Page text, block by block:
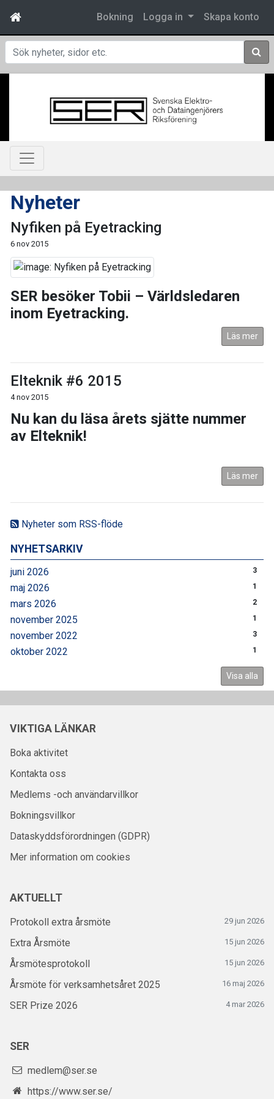
Bokning Logga in Skapa konto
Sök
Nyheter som RSS-flöde
NYHETSARKIV
juni 2026 3
maj 2026 1
mars 2026 2
november 2025 1
november 2022 3
oktober 2022 1
Visa alla
Nyheter
Nyfiken på Eyetracking
6 nov 2015
SER besöker Tobii – Världsledaren
inom Eyetracking.
Läs mer
Elteknik #6 2015
4 nov 2015
Nu kan du läsa årets sjätte nummer
av Elteknik!
Läs mer
VIKTIGA LÄNKAR
Boka aktivitet
Kontakta oss
Medlems -och användarvillkor
Bokningsvillkor
Dataskyddsförordningen (GDPR)
Mer information om cookies
AKTUELLT
Protokoll extra årsmöte 29 jun 2026
Extra Årsmöte 15 jun 2026
Årsmötesprotokoll 15 jun 2026
Årsmöte för verksamhetsåret 2025 16 maj 2026
SER Prize 2026 4 mar 2026
SER
medlem@ser.se
https://www.ser.se/